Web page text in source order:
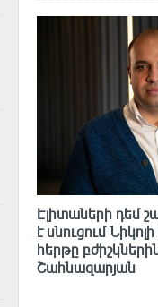
Էլիտաների դեմ
է սնուցում
հերթը
Շահնազարյան